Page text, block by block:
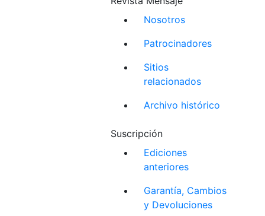
Nosotros
Patrocinadores
Sitios
relacionados
Archivo histórico
Suscripción
Ediciones
anteriores
Garantía, Cambios
y Devoluciones